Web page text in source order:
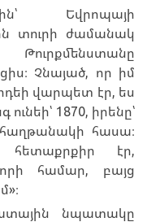
Եվրոպայի
տուրի ժամանակ
Չնայած, որ իմ
վարպետ էր, ես
ունեի՝ 1870, իրենը՝
հասա։
էր,
համար, բայց
նպատակը